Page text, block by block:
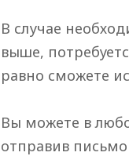
В случае
выше,
равно сможете
Вы можете в
отправив